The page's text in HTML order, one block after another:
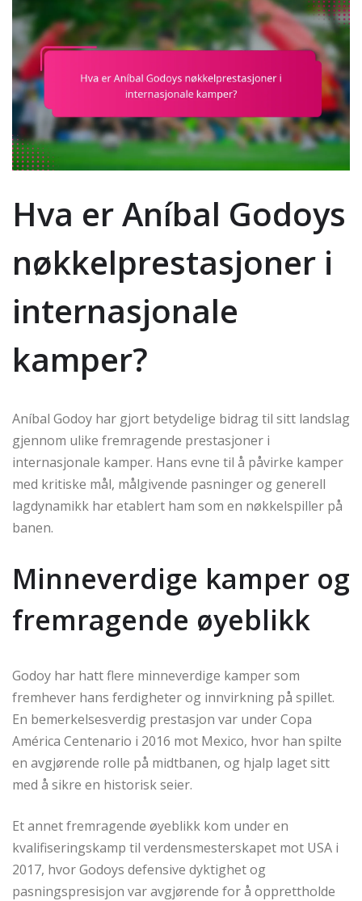
Hva er Aníbal Godoys
nøkkelprestasjoner i
internasjonale
kamper?
Aníbal Godoy har gjort betydelige bidrag til sitt landslag
gjennom ulike fremragende prestasjoner i
internasjonale kamper. Hans evne til å påvirke kamper
med kritiske mål, målgivende pasninger og generell
lagdynamikk har etablert ham som en nøkkelspiller på
banen.
Minneverdige kamper og
fremragende øyeblikk
Godoy har hatt flere minneverdige kamper som
fremhever hans ferdigheter og innvirkning på spillet.
En bemerkelsesverdig prestasjon var under Copa
América Centenario i 2016 mot Mexico, hvor han spilte
en avgjørende rolle på midtbanen, og hjalp laget sitt
med å sikre en historisk seier.
Et annet fremragende øyeblikk kom under en
kvalifiseringskamp til verdensmesterskapet mot USA i
2017, hvor Godoys defensive dyktighet og
pasningspresisjon var avgjørende for å opprettholde